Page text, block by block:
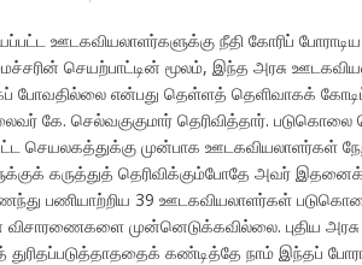
ஊடகவியலாளர்களுக்கு நீதி கோரிப்
செயற்பாட்டின் மூலம், இந்த அரசு
போவதில்லை என்பது தெள்ளத் தெளிவாகக்
கே. செல்வகுகுமார் தெரிவித்தார். படுகொலை
செயலகத்துக்கு முன்பாக ஊடகவியலாளர்கள்
கருத்துத் தெரிவிக்கும்போதே அவர் இதனைக்
பணியாற்றிய 39 ஊடகவியலாளர்கள்
விசாரணைகளை முன்னெடுக்கவில்லை. புதிய
கண்டித்தே நாம் இந்தப்